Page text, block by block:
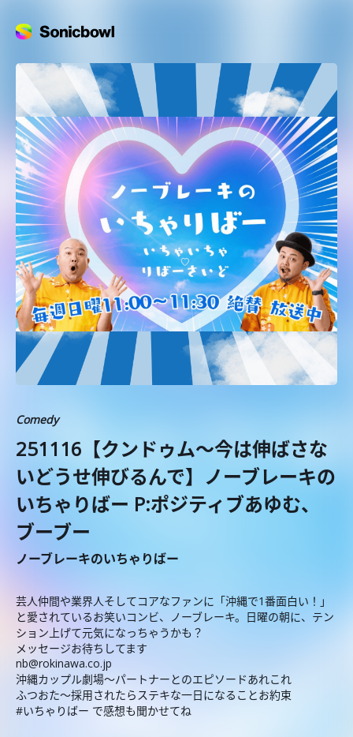
Comedy
251116【クンドゥム〜今は伸ばさな
いどうせ伸びるんで】ノーブレーキの
いちゃりばー P:ポジティブあゆむ、
ブーブー
ノーブレーキのいちゃりばー
芸人仲間や業界人そしてコアなファンに「沖縄で1番面白い！」
と愛されているお笑いコンビ、ノーブレーキ。日曜の朝に、テン
ション上げて元気になっちゃうかも？
メッセージお待ちしてます
nb@rokinawa.co.jp
沖縄カップル劇場〜パートナーとのエピソードあれこれ
ふつおた〜採用されたらステキな一日になることお約束
#いちゃりばー で感想も聞かせてね